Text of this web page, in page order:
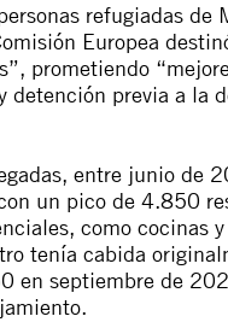
refugiadas
Europea
prometiendo
detención previa a la
entre junio de
un pico de 4.850
como cocinas
tenía cabida
en septiembre de